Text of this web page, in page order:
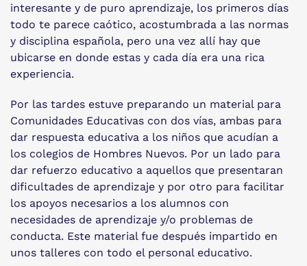
interesante y de puro aprendizaje, los primeros días
todo te parece caótico, acostumbrada a las normas
y disciplina española, pero una vez allí hay que
ubicarse en donde estas y cada día era una rica
experiencia.
Por las tardes estuve preparando un material para
Comunidades Educativas con dos vías, ambas para
dar respuesta educativa a los niños que acudían a
los colegios de Hombres Nuevos. Por un lado para
dar refuerzo educativo a aquellos que presentaran
dificultades de aprendizaje y por otro para facilitar
los apoyos necesarios a los alumnos con
necesidades de aprendizaje y/o problemas de
conducta. Este material fue después impartido en
unos talleres con todo el personal educativo.